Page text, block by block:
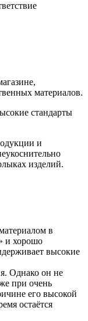
материалов.
стандарты
и
изделий.
в
и хорошо
высокие
Однако он не
при очень
его высокой
остаётся